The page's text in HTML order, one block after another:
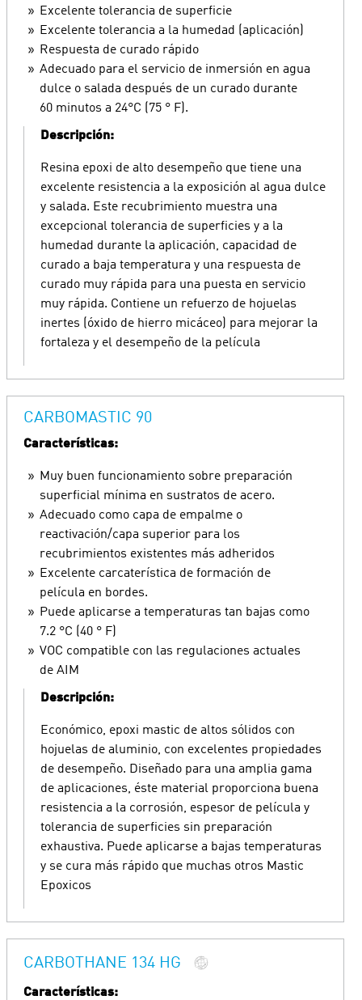
Excelente tolerancia de superficie
Excelente tolerancia a la humedad (aplicación)
Respuesta de curado rápido
Adecuado para el servicio de inmersión en agua
dulce o salada después de un curado durante
60 minutos a 24°C (75 ° F).
Descripción:
Resina epoxi de alto desempeño que tiene una
excelente resistencia a la exposición al agua dulce
y salada. Este recubrimiento muestra una
excepcional tolerancia de superficies y a la
humedad durante la aplicación, capacidad de
curado a baja temperatura y una respuesta de
curado muy rápida para una puesta en servicio
muy rápida. Contiene un refuerzo de hojuelas
inertes (óxido de hierro micáceo) para mejorar la
fortaleza y el desempeño de la película
CARBOMASTIC 90
Características:
Muy buen funcionamiento sobre preparación
superficial mínima en sustratos de acero.
Adecuado como capa de empalme o
reactivación/capa superior para los
recubrimientos existentes más adheridos
Excelente carcaterística de formación de
película en bordes.
Puede aplicarse a temperaturas tan bajas como
7.2 °C (40 ° F)
VOC compatible con las regulaciones actuales
de AIM
Descripción:
Económico, epoxi mastic de altos sólidos con
hojuelas de aluminio, con excelentes propiedades
de desempeño. Diseñado para una amplia gama
de aplicaciones, éste material proporciona buena
resistencia a la corrosión, espesor de película y
tolerancia de superficies sin preparación
exhaustiva. Puede aplicarse a bajas temperaturas
y se cura más rápido que muchas otros Mastic
Epoxicos
CARBOTHANE 134 HG
Características: